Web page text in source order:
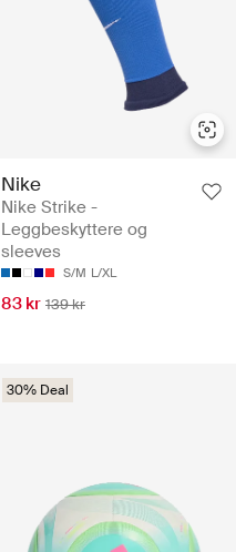
Nike
Nike Strike -
Leggbeskyttere og
sleeves
S/M L/XL
83 kr 139 kr
30% Deal